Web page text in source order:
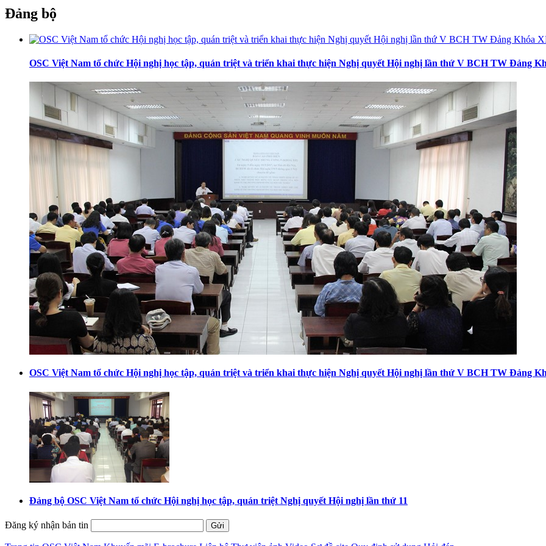
Đảng bộ
OSC Việt Nam tổ chức Hội nghị học tập, quán triệt và triển khai thực hiện Nghị quyết Hội nghị lần thứ V BCH TW Đảng
OSC Việt Nam tổ chức Hội nghị học tập, quán triệt và triển khai thực hiện Nghị quyết Hội nghị lần thứ V BCH TW Đảng
Đảng bộ OSC Việt Nam tổ chức Hội nghị học tập, quán triệt Nghị quyết Hội nghị lần thứ 11
Đăng ký nhận bản tin